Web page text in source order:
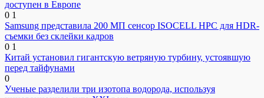
доступен в Европе
0 1
Samsung представила 200 МП сенсор ISOCELL HPC для HDR-
съемки без склейки кадров
0 1
Китай установил гигантскую ветряную турбину, устоявшую
перед тайфунами
0
Ученые разделили три изотопа водорода, используя